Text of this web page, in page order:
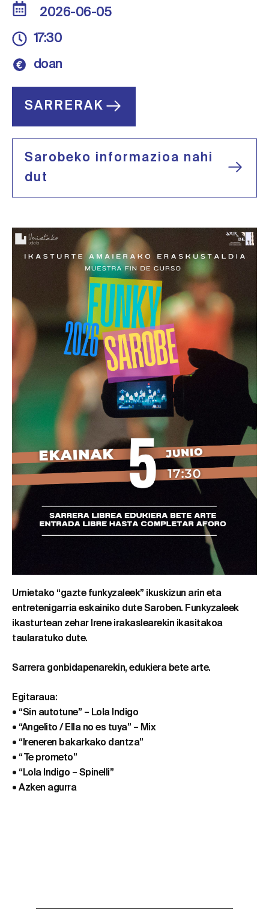
2026-06-05
17:30
doan
SARRERAK
Sarobeko informazioa nahi
dut
Urnietako “gazte funkyzaleek” ikuskizun arin eta
entretenigarria eskainiko dute Saroben. Funkyzaleek
ikasturtean zehar Irene irakaslearekin ikasitakoa
taularatuko dute.
Sarrera gonbidapenarekin, edukiera bete arte.
Egitaraua:
• “Sin autotune” – Lola Indigo
• “Angelito / Ella no es tuya” – Mix
• “Ireneren bakarkako dantza”
• “Te prometo”
• “Lola Indigo – Spinelli”
• Azken agurra